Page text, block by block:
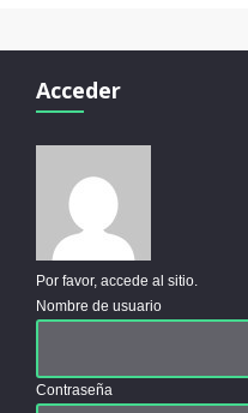
Acceder
Por favor, accede al sitio.
Nombre de usuario
Contraseña